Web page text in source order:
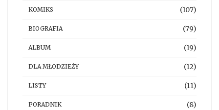
KOMIKS (107)
BIOGRAFIA (79)
ALBUM (19)
DLA MŁODZIEŻY (12)
LISTY (11)
PORADNIK (8)